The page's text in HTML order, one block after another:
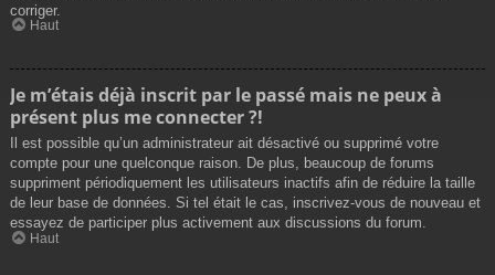
corriger.
Haut
Je m’étais déjà inscrit par le passé mais ne peux à
présent plus me connecter ?!
Il est possible qu’un administrateur ait désactivé ou supprimé votre
compte pour une quelconque raison. De plus, beaucoup de forums
suppriment périodiquement les utilisateurs inactifs afin de réduire la taille
de leur base de données. Si tel était le cas, inscrivez-vous de nouveau et
essayez de participer plus activement aux discussions du forum.
Haut